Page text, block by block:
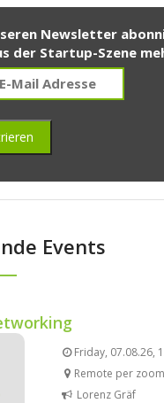
Newsletter
der Startup-Szene
Events
Friday, 07.08.26,
Remote per
Lorenz Gräf